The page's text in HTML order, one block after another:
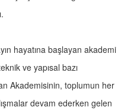
hayatına başlayan akademi
ve yapısal bazı
Akademisinin, toplumun her
devam ederken gelen